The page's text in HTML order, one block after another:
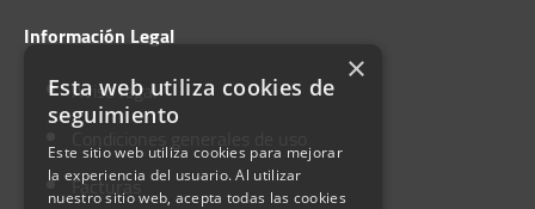
Información Legal
Aviso legal
Condiciones generales de uso
Facturas
×
Esta web utiliza cookies de
seguimiento
Este sitio web utiliza cookies para mejorar
la experiencia del usuario. Al utilizar
nuestro sitio web, acepta todas las cookies